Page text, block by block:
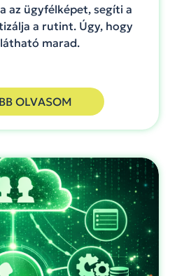
az ügyfélképet, segíti a
a rutint. Úgy, hogy
marad.
OLVASOM